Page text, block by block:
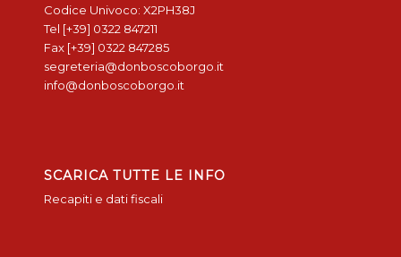
Codice Univoco: X2PH38J
Tel [+39] 0322 847211
Fax [+39] 0322 847285
segreteria@donboscoborgo.it
info@donboscoborgo.it
SCARICA TUTTE LE INFO
Recapiti e dati fiscali